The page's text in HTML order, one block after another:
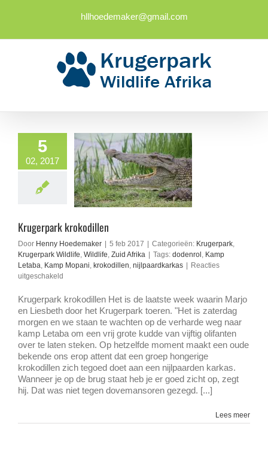
hllhoedemaker@gmail.com
5
02, 2017
Krugerpark krokodillen
Door Henny Hoedemaker 5 feb 2017 Categorieën: Krugerpark,
Krugerpark Wildlife, Wildlife, Zuid Afrika Tags: dodenrol , Kamp
Letaba, Kamp Mopani, krokodillen, nijlpaardkarkas
Reacties
uitgeschakeld
krokodillen
Krugerpark krokodillen Het is de laatste week waarin Marjo
en Liesbeth door het Krugerpark toeren. "Het is zaterdag
morgen en we staan te wachten op de verharde weg naar
kamp Letaba om een vrij grote kudde van vijftig olifanten
over te laten steken. Op hetzelfde moment maakt een oude
bekende ons erop attent dat een groep hongerige
krokodillen zich tegoed doet aan een nijlpaarden karkas.
Wanneer je op de brug staat heb je er goed zicht op, zegt
hij. Dat was niet tegen dovemansoren gezegd. [...]
Lees meer